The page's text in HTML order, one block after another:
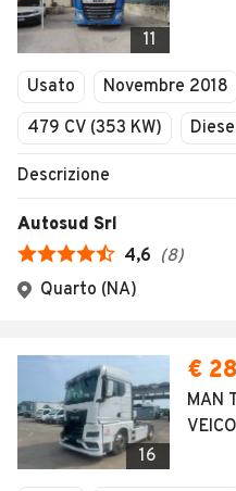
11
Usato Novembre 2018
479 CV (353 KW)
Descrizione
Autosud Srl
4,6 (8)
Quarto (NA)
16
€
MAN